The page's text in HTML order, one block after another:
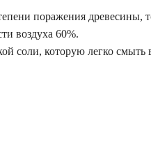
поражения
воздуха 60%.
соли, которую легко